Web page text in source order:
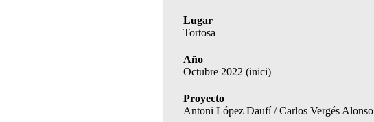
Lugar
Tortosa
Año
Octubre 2022 (inici)
Proyecto
Antoni López Daufí / Carlos Vergés Alonso